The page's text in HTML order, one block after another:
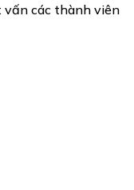
các thành viên